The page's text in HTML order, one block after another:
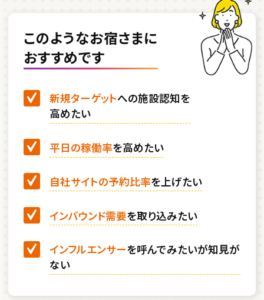
このようなお宿さまに
おすすめです
新規ターゲットへの施設認知を
高めたい
平日の稼働率を高めたい
自社サイトの予約比率を上げたい
インバウンド需要を取り込みたい
インフルエンサーを呼んでみたいが知見が
ない